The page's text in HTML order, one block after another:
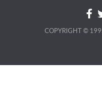
COPYRIGHT ©